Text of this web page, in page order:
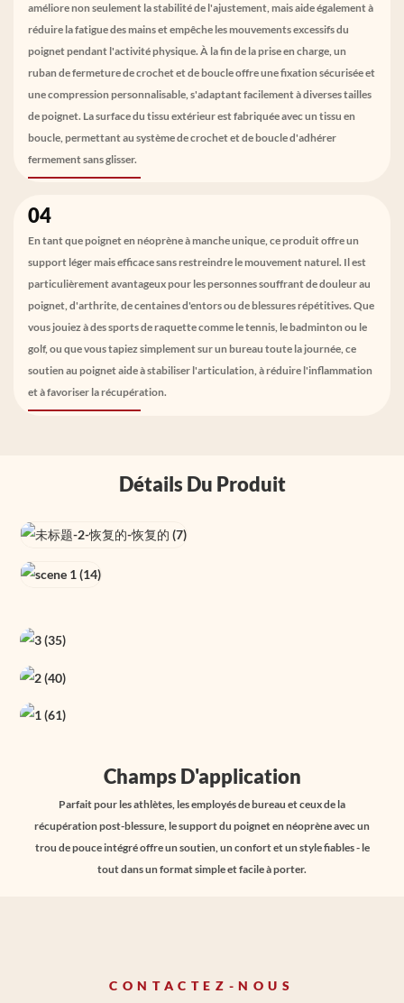
améliore non seulement la stabilité de l'ajustement, mais aide également à
réduire la fatigue des mains et empêche les mouvements excessifs du
poignet pendant l'activité physique. À la fin de la prise en charge, un
ruban de fermeture de crochet et de boucle offre une fixation sécurisée et
une compression personnalisable, s'adaptant facilement à diverses tailles
de poignet. La surface du tissu extérieur est fabriquée avec un tissu en
boucle, permettant au système de crochet et de boucle d'adhérer
fermement sans glisser.
04
En tant que poignet en néoprène à manche unique, ce produit offre un
support léger mais efficace sans restreindre le mouvement naturel. Il est
particulièrement avantageux pour les personnes souffrant de douleur au
poignet, d'arthrite, de centaines d'entors ou de blessures répétitives. Que
vous jouiez à des sports de raquette comme le tennis, le badminton ou le
golf, ou que vous tapiez simplement sur un bureau toute la journée, ce
soutien au poignet aide à stabiliser l'articulation, à réduire l'inflammation
et à favoriser la récupération.
Détails Du Produit
Champs D'application
Parfait pour les athlètes, les employés de bureau et ceux de la
récupération post-blessure, le support du poignet en néoprène avec un
trou de pouce intégré offre un soutien, un confort et un style fiables - le
tout dans un format simple et facile à porter.
CONTACTEZ-NOUS